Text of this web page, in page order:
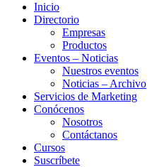
Inicio
Directorio
Empresas
Productos
Eventos – Noticias
Nuestros eventos
Noticias – Archivo
Servicios de Marketing
Conócenos
Nosotros
Contáctanos
Cursos
Suscríbete